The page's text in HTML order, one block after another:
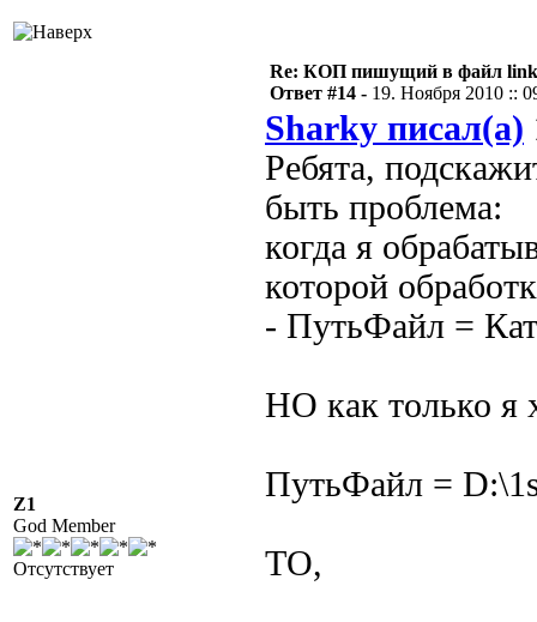
Z1
God Member
Отсутствует
Re: КОП пишущий в файл
Ответ #14 - 19. Ноября 2010 ::
Sharky писал(а)
Ребята,
быть проблема:
когда я
которой
- ПутьФайл =
НО как только я
ПутьФайл =
ТО,